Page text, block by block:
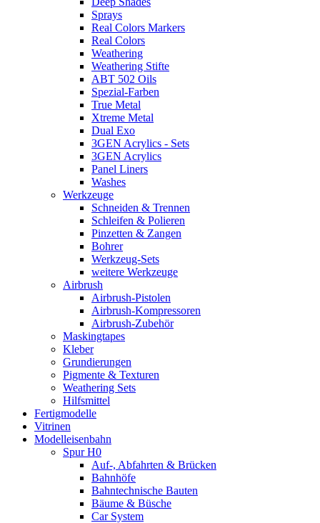
Sprays
Real Colors Markers
Real Colors
Weathering
Weathering Stifte
ABT 502 Oils
Spezial-Farben
True Metal
Xtreme Metal
Dual Exo
3GEN Acrylics - Sets
3GEN Acrylics
Panel Liners
Washes
Werkzeuge
Schneiden & Trennen
Schleifen & Polieren
Pinzetten & Zangen
Bohrer
Werkzeug-Sets
weitere Werkzeuge
Airbrush
Airbrush-Pistolen
Airbrush-Kompressoren
Airbrush-Zubehör
Maskingtapes
Kleber
Grundierungen
Pigmente & Texturen
Weathering Sets
Hilfsmittel
Fertigmodelle
Vitrinen
Modelleisenbahn
Spur H0
Auf-, Abfahrten & Brücken
Bahnhöfe
Bahntechnische Bauten
Bäume & Büsche
Car System